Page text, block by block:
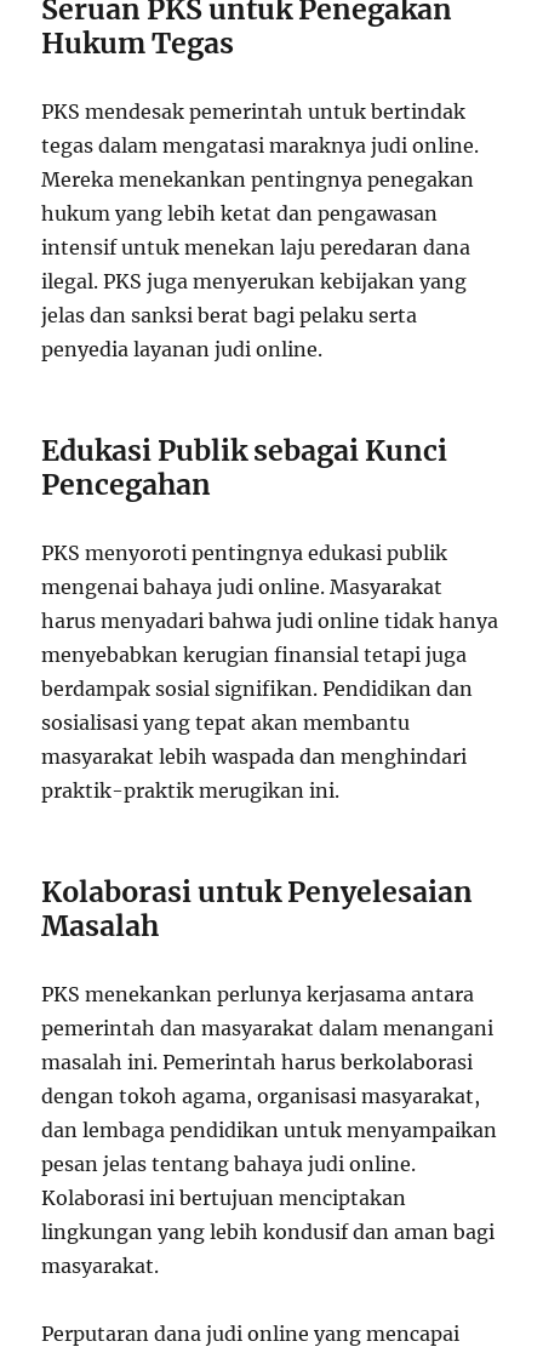
Seruan PKS untuk Penegakan
Hukum Tegas
PKS mendesak pemerintah untuk bertindak
tegas dalam mengatasi maraknya judi online.
Mereka menekankan pentingnya penegakan
hukum yang lebih ketat dan pengawasan
intensif untuk menekan laju peredaran dana
ilegal. PKS juga menyerukan kebijakan yang
jelas dan sanksi berat bagi pelaku serta
penyedia layanan judi online.
Edukasi Publik sebagai Kunci
Pencegahan
PKS menyoroti pentingnya edukasi publik
mengenai bahaya judi online. Masyarakat
harus menyadari bahwa judi online tidak hanya
menyebabkan kerugian finansial tetapi juga
berdampak sosial signifikan. Pendidikan dan
sosialisasi yang tepat akan membantu
masyarakat lebih waspada dan menghindari
praktik-praktik merugikan ini.
Kolaborasi untuk Penyelesaian
Masalah
PKS menekankan perlunya kerjasama antara
pemerintah dan masyarakat dalam menangani
masalah ini. Pemerintah harus berkolaborasi
dengan tokoh agama, organisasi masyarakat,
dan lembaga pendidikan untuk menyampaikan
pesan jelas tentang bahaya judi online.
Kolaborasi ini bertujuan menciptakan
lingkungan yang lebih kondusif dan aman bagi
masyarakat.
Perputaran dana judi online yang mencapai